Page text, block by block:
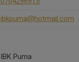
ibkpuma@hotmail.com
IBK Puma